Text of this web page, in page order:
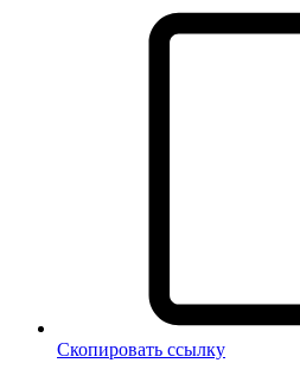
Скопировать ссылку